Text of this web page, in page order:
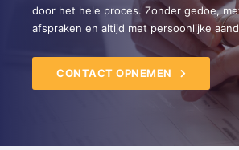
door het hele proces. Zonder gedoe,
afspraken en altijd met persoonlijke
CONTACT OPNEMEN